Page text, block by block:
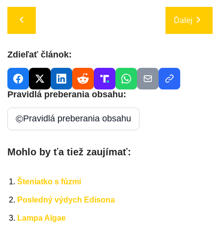
Ďalej
Zdieľať článok:
Pravidlá preberania obsahu:
©Pravidlá preberania obsahu
Mohlo by ťa tiež zaujímať:
Šteniatko s fúzmi
Posledný výdych Edisona
Lampa Algae